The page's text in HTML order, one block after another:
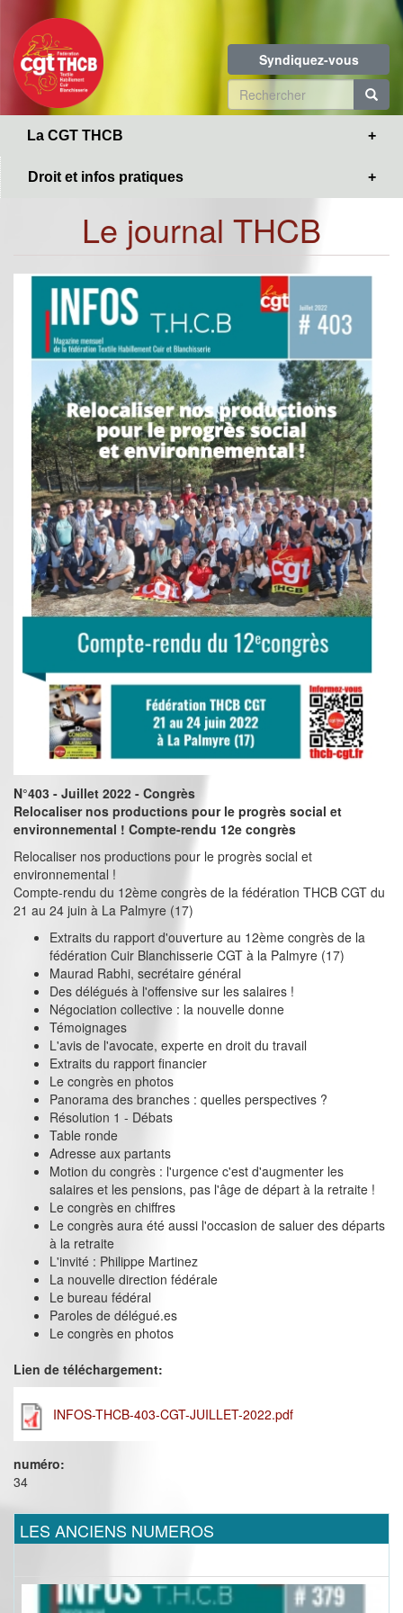
contenu
principal
Syndiquez-vous
Formulaire
de
La CGT THCB
Droit et infos pratiques
Le journal THCB
N°403 - Juillet 2022 - Congrès
Relocaliser nos productions pour le progrès social et
environnemental ! Compte-rendu 12e congrès
Relocaliser nos productions pour le progrès social et
environnemental !
Compte-rendu du 12ème congrès de la fédération THCB CGT du
21 au 24 juin à La Palmyre (17)
Extraits du rapport d'ouverture au 12ème congrès de la
fédération Cuir Blanchisserie CGT à la Palmyre (17)
Maurad Rabhi, secrétaire général
Des délégués à l'offensive sur les salaires !
Négociation collective : la nouvelle donne
Témoignages
L'avis de l'avocate, experte en droit du travail
Extraits du rapport financier
Le congrès en photos
Panorama des branches : quelles perspectives ?
Résolution 1 - Débats
Table ronde
Adresse aux partants
Motion du congrès : l'urgence c'est d'augmenter les
salaires et les pensions, pas l'âge de départ à la retraite !
Le congrès en chiffres
Le congrès aura été aussi l'occasion de saluer des départs
à la retraite
L'invité : Philippe Martinez
La nouvelle direction fédérale
Le bureau fédéral
Paroles de délégué.es
Le congrès en photos
Lien de téléchargement:
INFOS-THCB-403-CGT-JUILLET-2022.pdf
numéro:
34
LES ANCIENS NUMEROS